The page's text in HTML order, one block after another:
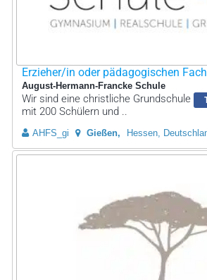
Erzieher/in oder pädagogischen
August-Hermann-Francke Schule
Wir sind eine christliche Grundschule
mit 200 Schülern und ..
AHFS_gi Gießen Hessen,